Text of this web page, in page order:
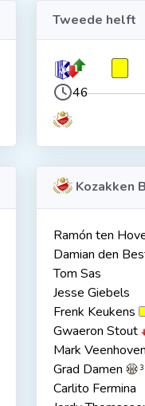
Tweede helft
46
Kozakken
Ramón ten
Damian den
Tom Sas
Jesse Giebels
Frenk Keukens
Gwaeron Stout
Mark Veenhoven
Grad Damen
3
Carlito Fermina